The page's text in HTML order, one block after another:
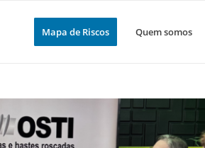
Mapa de Riscos Quem somos